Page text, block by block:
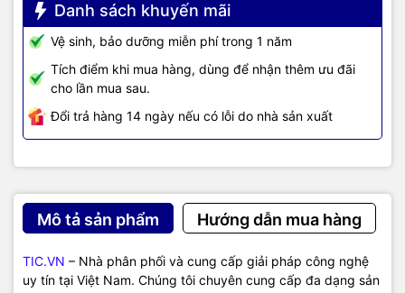
Danh sách khuyến mãi
Vệ sinh, bảo dưỡng miễn phí trong 1 năm
Tích điểm khi mua hàng, dùng để nhận thêm ưu đãi
cho lần mua sau.
Đổi trả hàng 14 ngày nếu có lỗi do nhà sản xuất
Mô tả sản phẩm Hướng dẫn mua hàng
TIC.VN – Nhà phân phối và cung cấp giải pháp công nghệ
uy tín tại Việt Nam. Chúng tôi chuyên cung cấp đa dạng sản